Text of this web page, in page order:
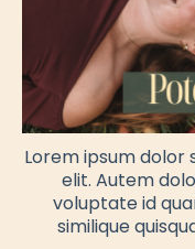
Lorem ipsum
elit. Autem
voluptate id
similique